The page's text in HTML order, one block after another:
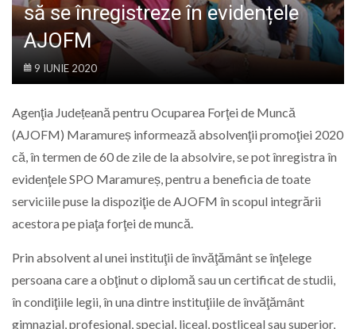
să se înregistreze în evidențele
AJOFM
9 IUNIE 2020
Agenţia Județeană pentru Ocuparea Forţei de Muncă
(AJOFM) Maramureș informează absolvenţii promoţiei 2020
că, în termen de 60 de zile de la absolvire, se pot înregistra în
evidenţele SPO Maramureș, pentru a beneficia de toate
serviciile puse la dispoziţie de AJOFM în scopul integrării
acestora pe piaţa forţei de muncă.
Prin absolvent al unei instituţii de învăţământ se înţelege
persoana care a obţinut o diplomă sau un certificat de studii,
în condiţiile legii, în una dintre instituţiile de învăţământ
gimnazial, profesional, special, liceal, postliceal sau superior,